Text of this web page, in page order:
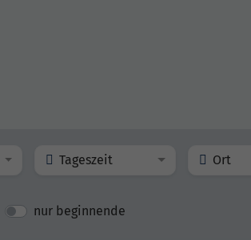
Tageszeit Ort
nur beginnende